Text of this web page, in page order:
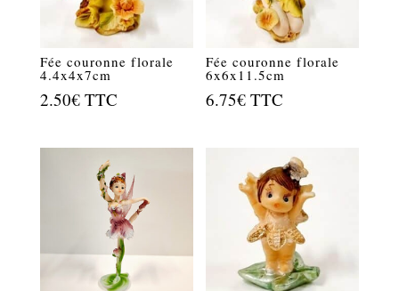
Fée couronne florale
4.4x4x7cm
2.50€ TTC
Fée couronne florale
6x6x11.5cm
6.75€ TTC